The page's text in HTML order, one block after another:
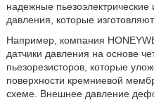
надежные пьезоэлектрические
давления, которые
Например, компания
датчики давления на основе
пьезорезисторов, которые
поверхности кремниевой
схеме. Внешнее давление